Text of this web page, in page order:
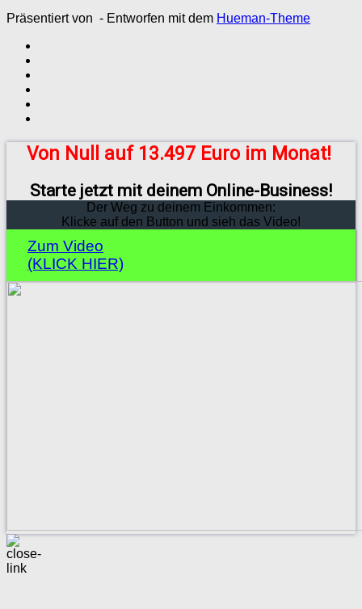
Präsentiert von - Entworfen mit dem Hueman-Theme
Von Null auf 13.497 Euro im Monat!
Starte jetzt mit deinem Online-Business!
Der Weg zu deinem Einkommen:
Klicke auf den Button und sieh das Video!
Zum Video
(KLICK HIER)